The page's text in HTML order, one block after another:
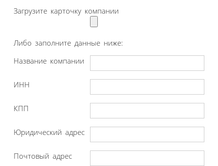
Загрузите карточку компании
Либо заполните данные ниже:
Название компании
ИНН
КПП
Юридический адрес
Почтовый адрес